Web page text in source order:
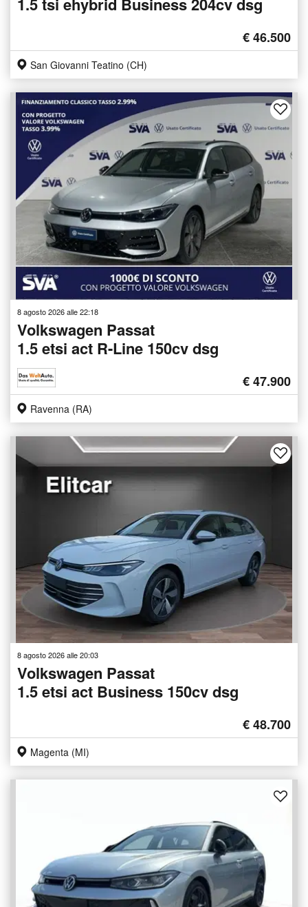
€ 46.500
San Giovanni Teatino (CH)
8 agosto 2026 alle 22:18
Volkswagen Passat
1.5 etsi act R-Line 150cv dsg
€ 47.900
Ravenna (RA)
8 agosto 2026 alle 20:03
Volkswagen Passat
1.5 etsi act Business 150cv dsg
€ 48.700
Magenta (MI)